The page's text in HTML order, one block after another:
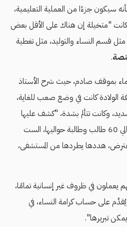
سيكون جزءًا من العملية التعليمية،
"متخيلة إن هناك على الأقل بعض
قسم النساء والتوليد، مثل تغطية
.
بموقف صادم، حيث شرح الأستاذ
الولادة كانت في وضع صعب للغاية،
وكانت تتألم بشدة، "كشف عليها
باستخدم آلة حديدية، وكنا حوالي 60 طالب وطالبة حواليها، الست
هددها يطردها من المستشفى،
يعملون في ظروف غير إنسانية تمامًا،
يُقدَّم على حساب كرامة النساء، في
تبريرها".